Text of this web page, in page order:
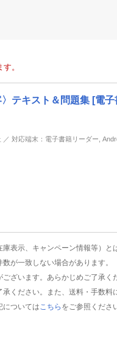
。
テキスト＆問題集 [電子
対応端末：電子書籍リーダー,
示、キャンペーン情報等）と
が一致しない場合があります。
ざいます。あらかじめご了承く
ださい。また、送料・手数料
については こちら をご参照くださ